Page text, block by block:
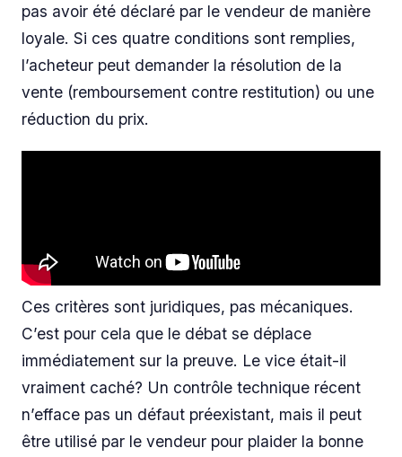
pas avoir été déclaré par le vendeur de manière
loyale. Si ces quatre conditions sont remplies,
l’acheteur peut demander la résolution de la
vente (remboursement contre restitution) ou une
réduction du prix.
Ces critères sont juridiques, pas mécaniques.
C’est pour cela que le débat se déplace
immédiatement sur la preuve. Le vice était-il
vraiment caché? Un contrôle technique récent
n’efface pas un défaut préexistant, mais il peut
être utilisé par le vendeur pour plaider la bonne